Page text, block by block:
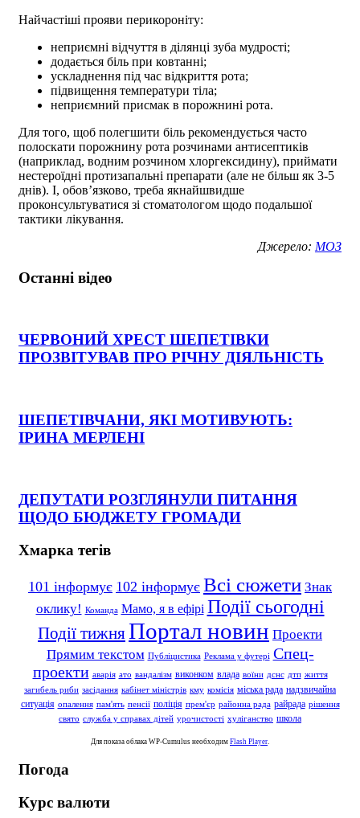
Найчастіші прояви перикороніту:
неприємні відчуття в ділянці зуба мудрості;
додається біль при ковтанні;
ускладнення під час відкриття рота;
підвищення температури тіла;
неприємний присмак в порожнині рота.
Для того, щоб полегшити біль рекомендується часто
полоскати порожнину рота розчинами антисептиків
(наприклад, водним розчином хлоргексидину), приймати
нестероїдні протизапальні препарати (але не більш як 3-5
днів). І, обов’язково, треба якнайшвидше
проконсультуватися зі стоматологом щодо подальшої
тактики лікування.
Джерело: МОЗ
Останні відео
ЧЕРВОНИЙ ХРЕСТ ШЕПЕТІВКИ
ПРОЗВІТУВАВ ПРО РІЧНУ ДІЯЛЬНІСТЬ
ШЕПЕТІВЧАНИ, ЯКІ МОТИВУЮТЬ:
ІРИНА МЕРЛЕНІ
ДЕПУТАТИ РОЗГЛЯНУЛИ ПИТАННЯ
ЩОДО БЮДЖЕТУ ГРОМАДИ
Хмарка тегів
101 інформує 102 інформує Всі сюжети Знак
оклику! Команда Мамо, я в ефірі Події сьогодні
Події тижняПортал новин Проекти
Прямим текстом Публіцистика Реклама у футері Спец-
проекти аварія ато вандалізм виконком влада воїни дснс дтп життя
загибель риби засідання кабінет міністрів кму комісія міська рада надзвичайна
ситуація опалення пам'ять пенсії поліція прем'єр районна рада райрада рішення
свято служба у справах дітей урочистості хуліганство школа
Для показа облака WP-Cumulus необходим Flash Player.
Погода
Курс валюти